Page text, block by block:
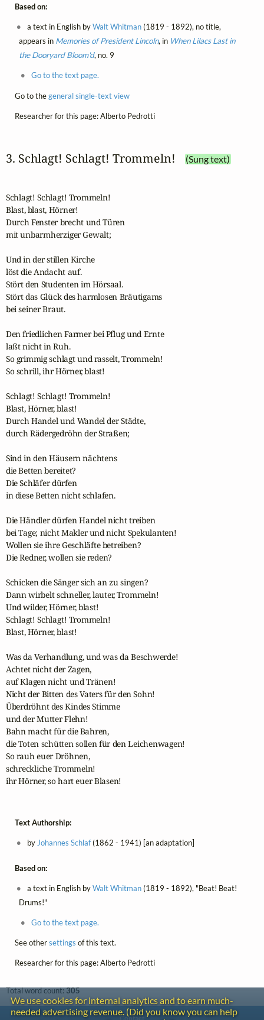
Based on:
a text in English byWalt Whitman(1819 - 1892), no title,
appears in Memories of President Lincoln, in When Lilacs Last in
the Dooryard Bloom'd, no. 9
Go to the text page.
Go to thegeneral single-text view
Researcher for this page: Alberto Pedrotti
3. Schlagt! Schlagt! Trommeln! (Sung text)
Schlagt! Schlagt! Trommeln!
Blast, blast, Hörner!
Durch Fenster brecht und Türen
mit unbarmherziger Gewalt;
Und in der stillen Kirche
löst die Andacht auf.
Stört den Studenten im Hörsaal.
Stört das Glück des harmlosen Bräutigams
bei seiner Braut.
Den friedlichen Farmer bei Pflug und Ernte
laßt nicht in Ruh.
So grimmig schlagt und rasselt, Trommeln!
So schrill, ihr Hörner, blast!
Schlagt! Schlagt! Trommeln!
Blast, Hörner, blast!
Durch Handel und Wandel der Städte,
durch Rädergedröhn der Straßen;
Sind in den Häusern nächtens
die Betten bereitet?
Die Schläfer dürfen
in diese Betten nicht schlafen.
Die Händler dürfen Handel nicht treiben
bei Tage; nicht Makler und nicht Spekulanten!
Wollen sie ihre Geschläfte betreiben?
Die Redner, wollen sie reden?
Schicken die Sänger sich an zu singen?
Dann wirbelt schneller, lauter, Trommeln!
Und wilder, Hörner, blast!
Schlagt! Schlagt! Trommeln!
Blast, Hörner, blast!
Was da Verhandlung, und was da Beschwerde!
Achtet nicht der Zagen,
auf Klagen nicht und Tränen!
Nicht der Bitten des Vaters für den Sohn!
Überdröhnt des Kindes Stimme
und der Mutter Flehn!
Bahn macht für die Bahren,
die Toten schütten sollen für den Leichenwagen!
So rauh euer Dröhnen,
schreckliche Trommeln!
ihr Hörner, so hart euer Blasen!
Text Authorship:
byJohannes Schlaf(1862 - 1941) [an adaptation]
Based on:
a text in English byWalt Whitman(1819 - 1892), "Beat! Beat!
Drums!"
Go to the text page.
See othersettings of this text.
Researcher for this page: Alberto Pedrotti
Total word count:305
We use cookies for internal analytics and to earn much-
needed advertising revenue. (Did you know you can help
Contact